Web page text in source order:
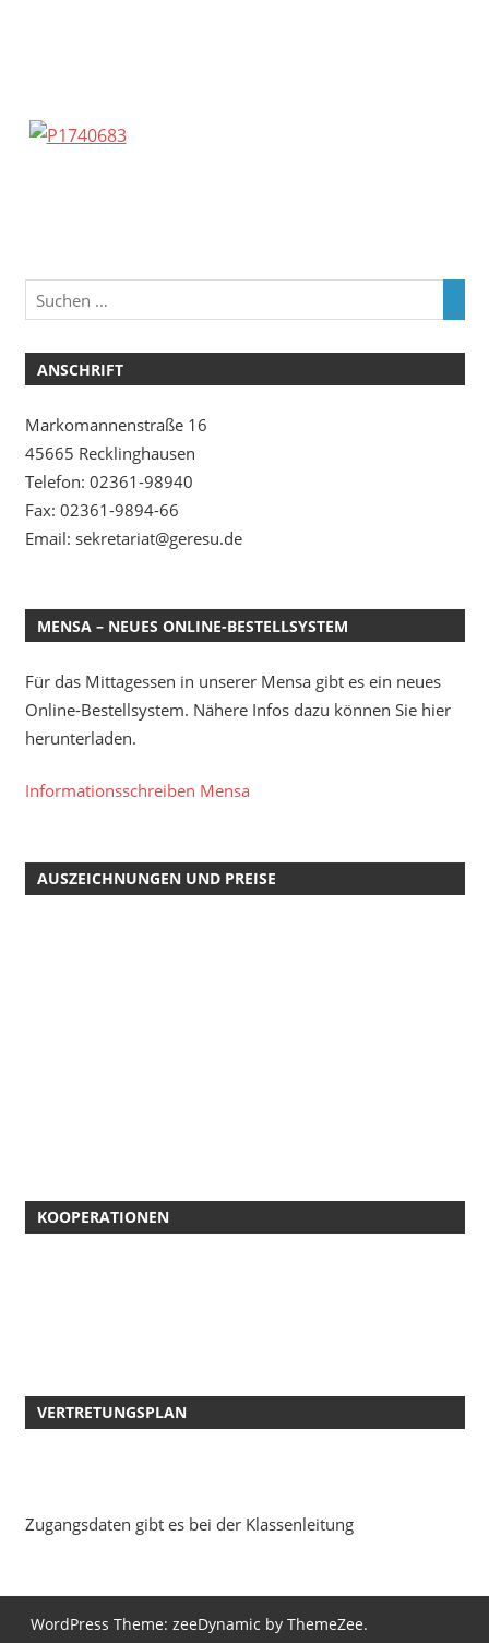
ANSCHRIFT
Markomannenstraße 16
45665 Recklinghausen
Telefon: 02361-98940
Fax: 02361-9894-66
Email: sekretariat@geresu.de
MENSA – NEUES ONLINE-BESTELLSYSTEM
Für das Mittagessen in unserer Mensa gibt es ein neues
Online-Bestellsystem. Nähere Infos dazu können Sie hier
herunterladen.
Informationsschreiben Mensa
AUSZEICHNUNGEN UND PREISE
KOOPERATIONEN
VERTRETUNGSPLAN
Zugangsdaten gibt es bei der Klassenleitung
WordPress Theme: zeeDynamic by ThemeZee.